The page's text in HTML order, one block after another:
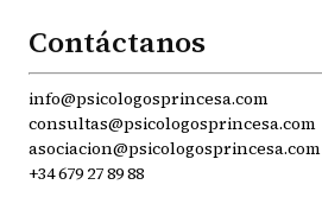
Contáctanos
info@psicologosprincesa.com
consultas@psicologosprincesa.com
asociacion@psicologosprincesa.com
+34 679 27 89 88